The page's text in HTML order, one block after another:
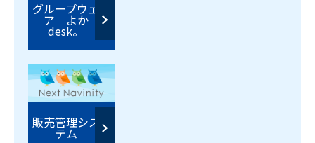
グループウェ
ア よか
desk。
販売管理シス
テム